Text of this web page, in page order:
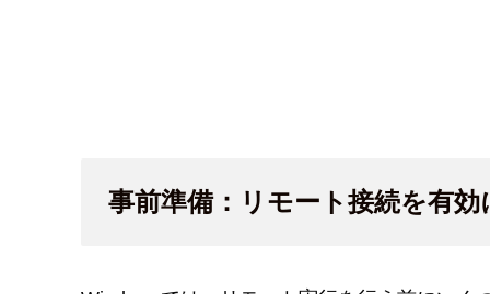
事前準備：リモート接続を有効